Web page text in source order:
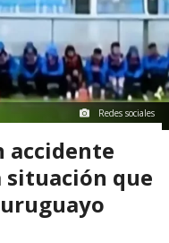
Redes sociales
accidente
que